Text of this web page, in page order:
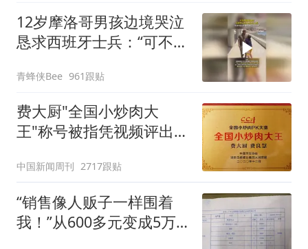
12岁摩洛哥男孩边境哭泣
恳求西班牙士兵：“可不可
青蜂侠Bee 961跟贴
费大厨"全国小炒肉大
王"称号被指凭视频评出
中国新闻周刊 2717跟贴
“销售像人贩子一样围着
我！”从600多元变成5万